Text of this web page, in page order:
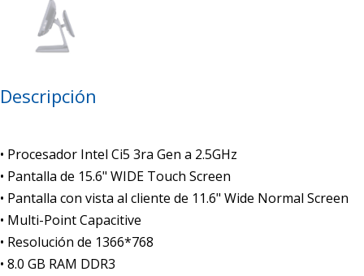
Descripción
• Procesador Intel Ci5 3ra Gen a 2.5GHz
• Pantalla de 15.6" WIDE Touch Screen
• Pantalla con vista al cliente de 11.6" Wide Normal Screen
• Multi-Point Capacitive
• Resolución de 1366*768
• 8.0 GB RAM DDR3